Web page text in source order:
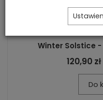
Winter Solstice
120,90 zł
Do